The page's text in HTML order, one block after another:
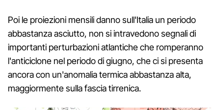
Poi le proiezioni mensili danno sull'Italia un periodo
abbastanza asciutto, non si intravedono segnali di
importanti perturbazioni atlantiche che romperanno
l'anticiclone nel periodo di giugno, che ci si presenta
ancora con un'anomalia termica abbastanza alta,
maggiormente sulla fascia tirrenica.